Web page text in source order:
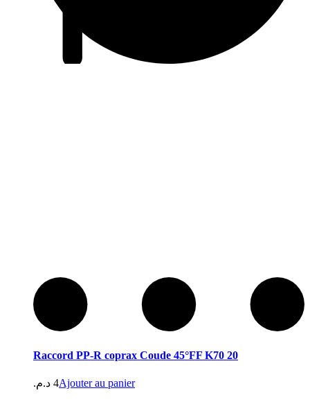
Raccord PP-R coprax Coude 45°FF K70 20
4 د.م. Ajouter au panier